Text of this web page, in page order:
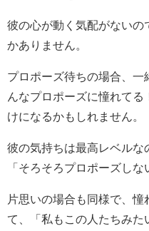
彼の心が動く気配がないの
かありません。
プロポーズ待ちの場合、一
んなプロポーズに憧れて
けになるかもしれません。
彼の気持ちは最高レベルな
「そろそろプロポーズし
片思いの場合も同様で、憧
て、「私もこの人たちみた